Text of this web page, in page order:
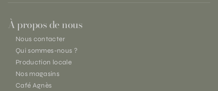
À propos de nous
Nous contacter
Qui sommes-nous ?
Production locale
Nos magasins
Café Agnès